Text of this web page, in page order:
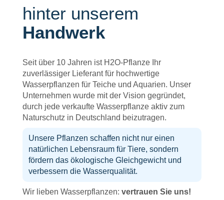
hinter unserem
Handwerk
Seit über 10 Jahren ist H2O-Pflanze Ihr
zuverlässiger Lieferant für hochwertige
Wasserpflanzen für Teiche und Aquarien. Unser
Unternehmen wurde mit der Vision gegründet,
durch jede verkaufte Wasserpflanze aktiv zum
Naturschutz in Deutschland beizutragen.
Unsere Pflanzen schaffen nicht nur einen
natürlichen Lebensraum für Tiere, sondern
fördern das ökologische Gleichgewicht und
verbessern die Wasserqualität.
Wir lieben Wasserpflanzen: vertrauen Sie uns!